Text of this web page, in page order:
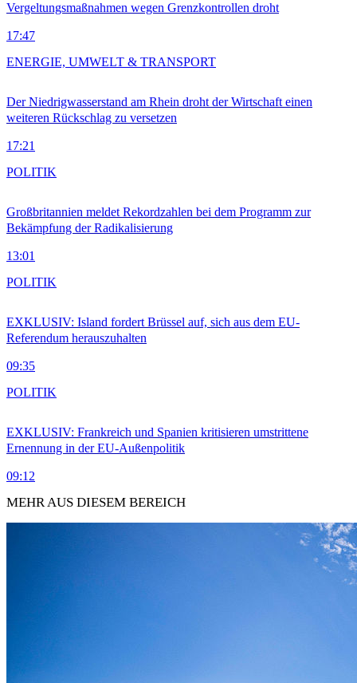
Vergeltungsmaßnahmen wegen Grenzkontrollen droht
17:47
Der Niedrigwasserstand am Rhein droht der Wirtschaft einen
weiteren Rückschlag zu versetzen
17:21
ENERGIE, UMWELT & TRANSPORT
Großbritannien meldet Rekordzahlen bei dem Programm zur
Bekämpfung der Radikalisierung
13:01
POLITIK
EXKLUSIV: Island fordert Brüssel auf, sich aus dem EU-
Referendum herauszuhalten
09:35
POLITIK
EXKLUSIV: Frankreich und Spanien kritisieren umstrittene
Ernennung in der EU-Außenpolitik
09:12
POLITIK
MEHR AUS DIESEM BEREICH